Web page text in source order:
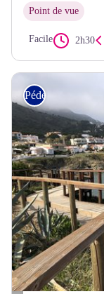
Point de vue
Facile 2h30
Pédestre